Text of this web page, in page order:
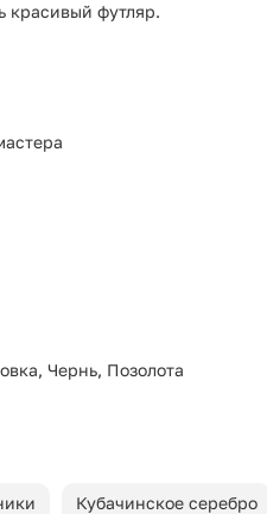
красивый футляр.
Чернь, Позолота
Кубачинское серебро